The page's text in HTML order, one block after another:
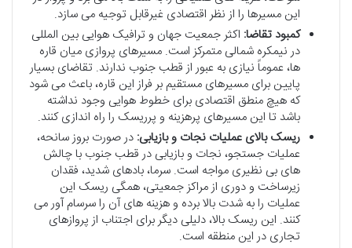
این مسیرها را از نظر اقتصادی غیرقابل توجیه می سازد.
کمبود تقاضا: اکثر جمعیت جهان و ترافیک هوایی بین المللی
در نیمکره شمالی متمرکز است. مسیرهای پروازی میان قاره
ها، عموماً نیازی به عبور از قطب جنوب ندارند. تقاضای بسیار
پایین برای مسیرهای مستقیم بر فراز این قاره، باعث می شود
که هیچ منطق اقتصادی برای خطوط هوایی وجود نداشته
باشد تا این مسیرهای پرهزینه و پرریسک را راه اندازی کنند.
ریسک بالای عملیات نجات و بازیابی: در صورت بروز سانحه،
عملیات جستجو، نجات و بازیابی در قطب جنوب با چالش
های بی نظیری مواجه است. سرما، بادهای شدید، فقدان
زیرساخت و دوری از مراکز جمعیتی، همگی ریسک این
عملیات را به شدت بالا برده و هزینه های آن را سرسام آور می
کنند. این ریسک بالا، دلیلی دیگر برای اجتناب از پروازهای
تجاری در این منطقه است.